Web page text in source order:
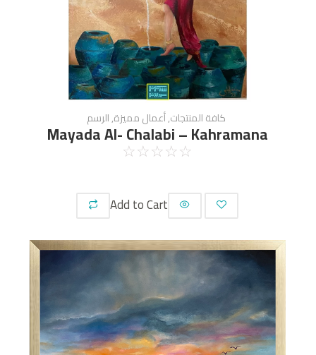
كافة المنتجات,أعمال مميزة,الرسم
Mayada Al- Chalabi – Kahramana
☆
☆
☆
☆
☆
Add to Cart